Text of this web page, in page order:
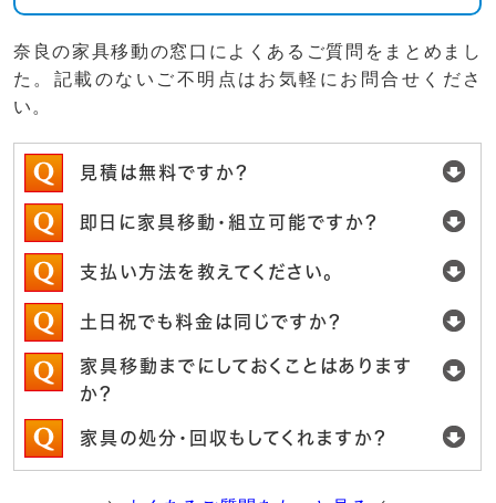
奈良の家具移動の窓口によくあるご質問をまとめまし
た。記載のないご不明点はお気軽にお問合せくださ
い。
見積は無料ですか？
即日に家具移動・組立可能ですか？
支払い方法を教えてください。
土日祝でも料金は同じですか？
家具移動までにしておくことはあります
か？
家具の処分・回収もしてくれますか？